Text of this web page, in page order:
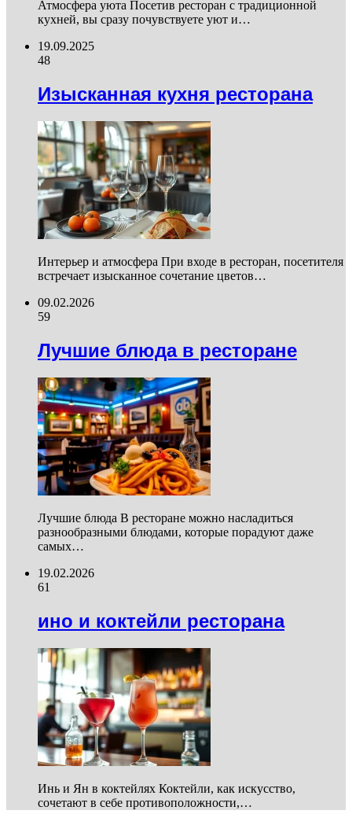
Атмосфера уюта Посетив ресторан с традиционной
кухней, вы сразу почувствуете уют и…
19.09.2025
48
Изысканная кухня ресторана
Интерьер и атмосфера При входе в ресторан, посетителя
встречает изысканное сочетание цветов…
09.02.2026
59
Лучшие блюда в ресторане
Лучшие блюда В ресторане можно насладиться
разнообразными блюдами, которые порадуют даже
самых…
19.02.2026
61
ино и коктейли ресторана
Инь и Ян в коктейлях Коктейли, как искусство,
сочетают в себе противоположности,…